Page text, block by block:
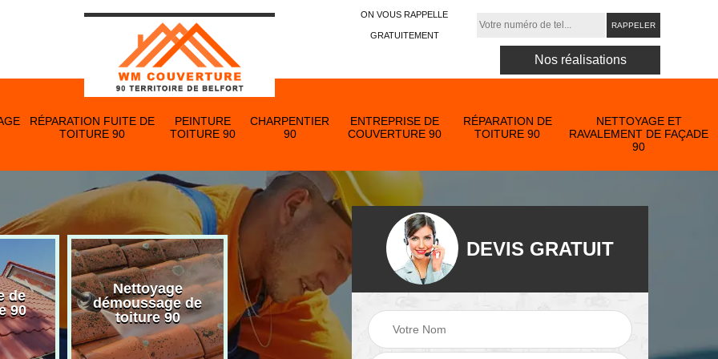
ON VOUS RAPPELLE
GRATUITEMENT
Nos réalisations
RÉPARATION FUITE DE
TOITURE 90
PEINTURE
TOITURE 90
CHARPENTIER
90
ENTREPRISE DE
COUVERTURE 90
RÉPARATION DE
TOITURE 90
NETTOYAGE ET
RAVALEMENT DE FAÇADE
90
de
90
Nettoyage
démoussage de
toiture 90
Nettoyage et pose
de gouttière 90
DEVIS GRATUIT